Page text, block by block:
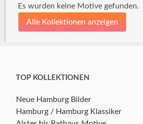
Es wurden keine Motive gefunden.
Alle Kollektionen anzeigen
TOP KOLLEKTIONEN
Neue Hamburg Bilder
Hamburg / Hamburg Klassiker